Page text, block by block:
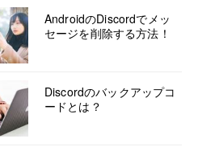
AndroidのDiscordでメッ
セージを削除する方法！
Discordのバックアップコ
ードとは？